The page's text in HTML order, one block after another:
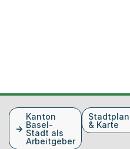
FusszeileKanton
Basel-
Stadt als
Arbeitgeber
Stadtplan
& Karte